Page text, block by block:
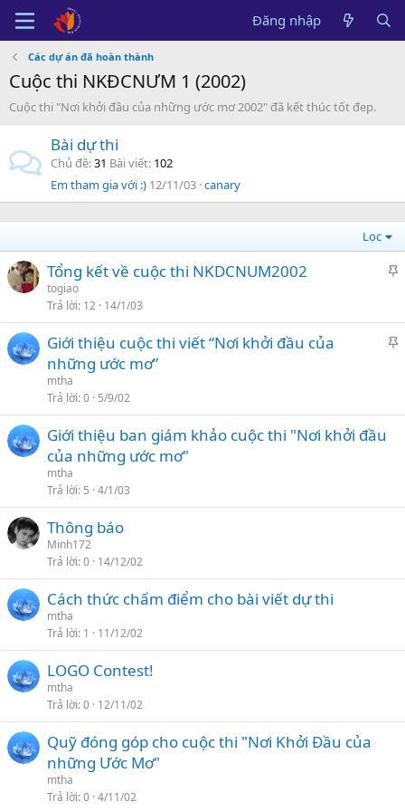
Đăng nhập
Các dự án đã hoàn thành
Cuộc thi NKĐCNƯM 1 (2002)
Cuộc thi "Nơi khởi đầu của những ước mơ 2002" đã kết thúc tốt đep.
Bài dự thi
Chủ đề 31 Bài viết 102
Em tham gia với :) 12/11/03 canary
Lọc
l
ê
o
Tổng kết về cuộc thi NKDCNUM2002
togiao
Trả lời 12 14/1/03
ê
Giới thiệu cuộc thi viết “Nơi khởi đầu của
những ước mơ”
mtha
Trả lời 0 5/9/02
Giới thiệu ban giám khảo cuộc thi "Nơi khởi đầu
của những ước mơ"
mtha
Trả lời 5 4/1/03
Thông báo
Minh172
Trả lời 0 14/12/02
Cách thức chấm điểm cho bài viết dự thi
mtha
Trả lời 1 11/12/02
LOGO Contest!
mtha
Trả lời 0 12/11/02
Quỹ đóng góp cho cuộc thi "Nơi Khởi Đầu của
những Ước Mơ"
mtha
Trả lời 0 4/11/02